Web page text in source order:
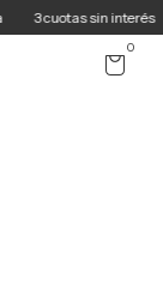
3 cuotas sin interés
0